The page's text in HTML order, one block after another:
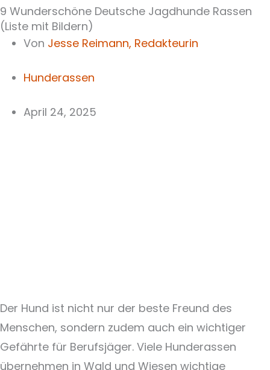
9 Wunderschöne Deutsche Jagdhunde Rassen
(Liste mit Bildern)
Von Jesse Reimann, Redakteurin
Hunderassen
April 24, 2025
Der Hund ist nicht nur der beste Freund des
Menschen, sondern zudem auch ein wichtiger
Gefährte für Berufsjäger. Viele Hunderassen
übernehmen in Wald und Wiesen wichtige